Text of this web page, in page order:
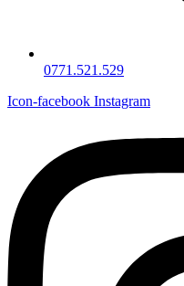
0771.521.529
Icon-facebook Instagram